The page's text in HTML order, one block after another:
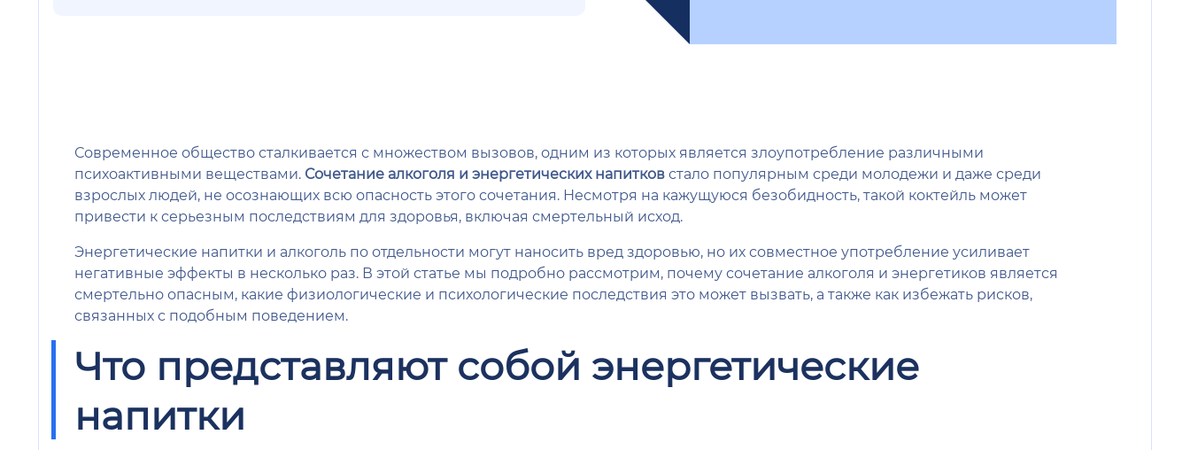
Современное общество сталкивается с множеством вызовов, одним из которых является злоупотребление различными
психоактивными веществами. Сочетание алкоголя и энергетических напитковстало популярным среди молодежи и даже среди
взрослых людей, не осознающих всю опасность этого сочетания. Несмотря на кажущуюся безобидность, такой коктейль может
привести к серьезным последствиям для здоровья, включая смертельный исход.
Энергетические напитки и алкоголь по отдельности могут наносить вред здоровью, но их совместное употребление усиливает
негативные эффекты в несколько раз. В этой статье мы подробно рассмотрим, почему сочетание алкоголя и энергетиков является
смертельно опасным, какие физиологические и психологические последствия это может вызвать, а также как избежать рисков,
связанных с подобным поведением.
Что представляют собой энергетические
напитки